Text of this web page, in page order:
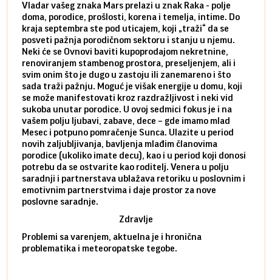
Vladar vašeg znaka Mars prelazi u znak Raka - polje
doma, porodice, prošlosti, korena i temelja, intime. Do
kraja septembra ste pod uticajem, koji „traži“ da se
posveti pažnja porodičnom sektoru i stanju u njemu.
Neki će se Ovnovi baviti kupoprodajom nekretnine,
renoviranjem stambenog prostora, preseljenjem, ali i
svim onim što je dugo u zastoju ili zanemareno i što
sada traži pažnju. Moguć je višak energije u domu, koji
se može manifestovati kroz razdražljivost i neki vid
sukoba unutar porodice. U ovoj sedmici fokus je i na
vašem polju ljubavi, zabave, dece – gde imamo mlad
Mesec i potpuno pomračenje Sunca. Ulazite u period
novih zaljubljivanja, bavljenja mlađim članovima
porodice (ukoliko imate decu), kao i u period koji donosi
potrebu da se ostvarite kao roditelj. Venera u polju
saradnji i partnerstava ublažava retoriku u poslovnim i
emotivnim partnerstvima i daje prostor za nove
poslovne saradnje.
Zdravlje
Problemi sa varenjem, aktuelna je i hronična
problematika i meteoropatske tegobe.